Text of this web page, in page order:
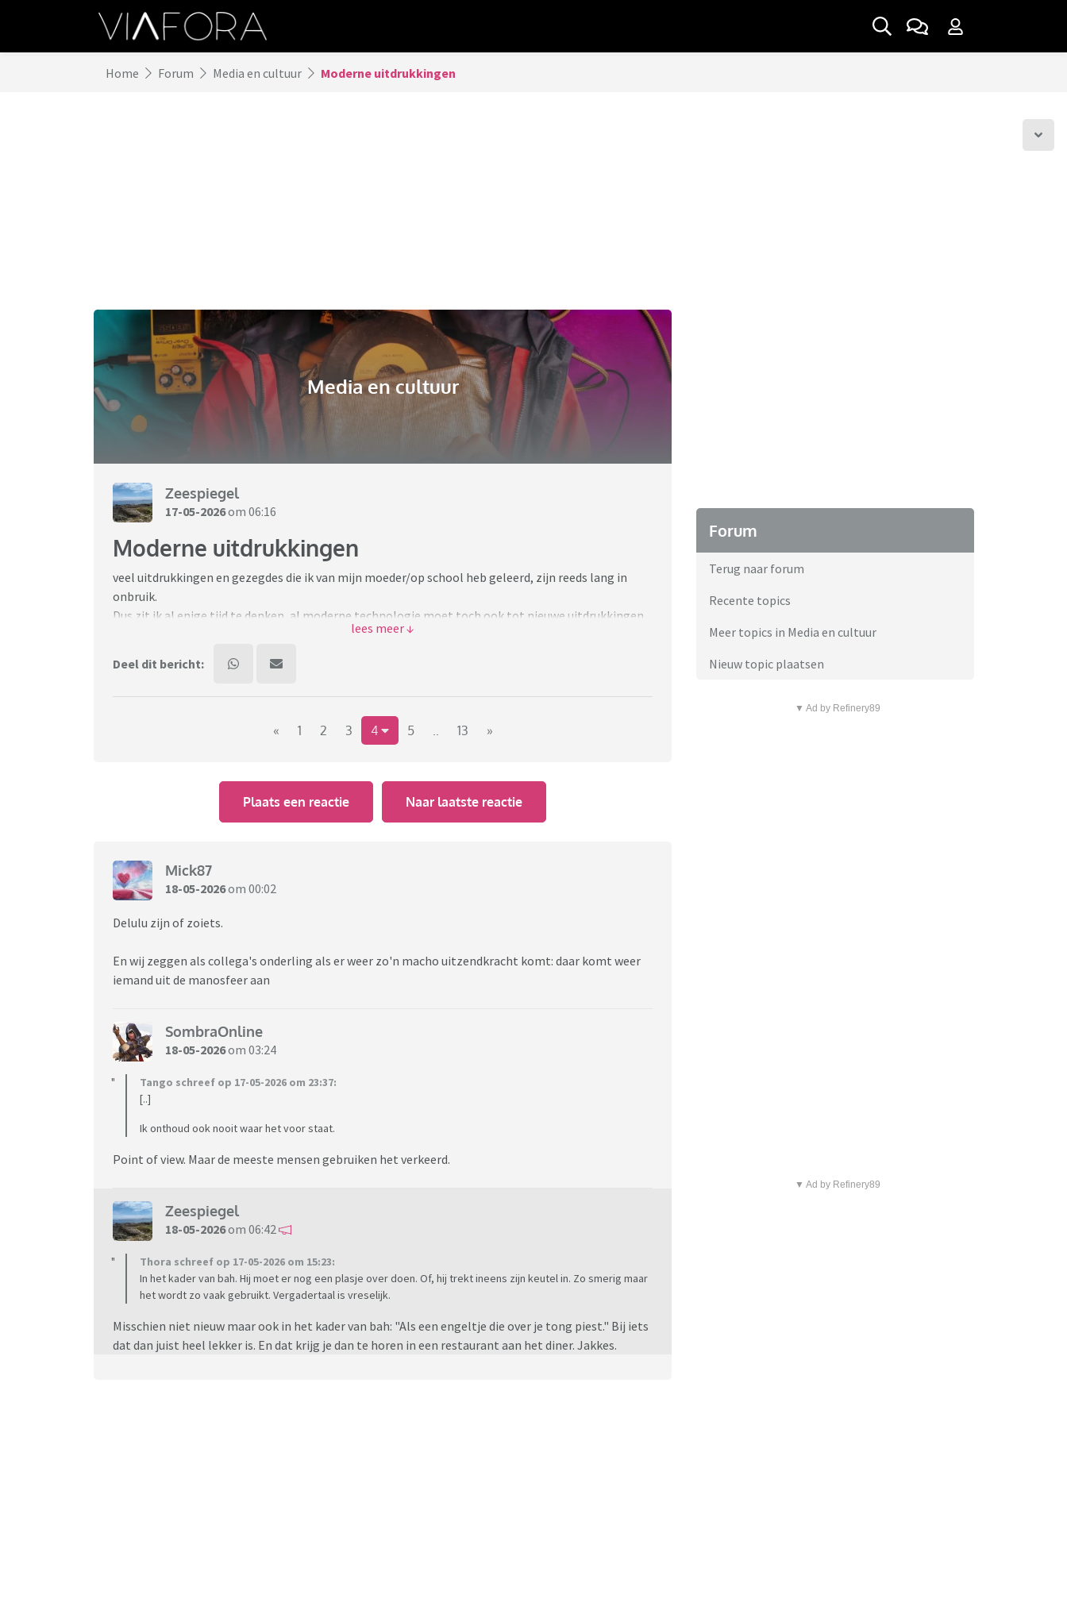
Home Forum Media en cultuur Moderne uitdrukkingen
Media en cultuur
Zeespiegel
17-05-2026om 06:16
Moderne uitdrukkingen
veel uitdrukkingen en gezegdes die ik van mijn moeder/op school heb geleerd, zijn reeds lang in
onbruik.
Dus zit ik al enige tijd te denken, al moderne technologie moet toch ook tot nieuwe uitdrukkingen
Nou hoorde ik laatst eindelijk de eerste:
Dit topic is om nieuwe/moderne uitdrukkingen en gezegdes met elkaar te delen.
Deel dit bericht:
« 1 2 3 4 5 .. 13 »
Plaats een reactie Naar laatste reactie
Mick87
18-05-2026om 00:02
Delulu zijn of zoiets.
En wij zeggen als collega's onderling als er weer zo'n macho uitzendkracht komt: daar komt weer
iemand uit de manosfeer aan
SombraOnline
18-05-2026om 03:24
Tango schreef op 17-05-2026 om 23:37:
[..]
Ik onthoud ook nooit waar het voor staat.
Point of view. Maar de meeste mensen gebruiken het verkeerd.
Zeespiegel
18-05-2026om 06:42
Thora schreef op 17-05-2026 om 15:23:
In het kader van bah. Hij moet er nog een plasje over doen. Of, hij trekt ineens zijn keutel in. Zo smerig maar
het wordt zo vaak gebruikt. Vergadertaal is vreselijk.
Misschien niet nieuw maar ook in het kader van bah: "Als een engeltje die over je tong piest." Bij iets
dat dan juist heel lekker is. En dat krijg je dan te horen in een restaurant aan het diner. Jakkes.
Forum
Terug naar forum
Recente topics
Meer topics in Media en cultuur
Nieuw topic plaatsen
▼ Ad by Refinery89
▼ Ad by Refinery89